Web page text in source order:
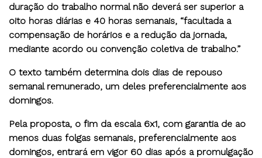
duração do trabalho normal não deverá ser superior a
oito horas diárias e 40 horas semanais, “facultada a
compensação de horários e a redução da jornada,
mediante acordo ou convenção coletiva de trabalho.”
O texto também determina dois dias de repouso
semanal remunerado, um deles preferencialmente aos
domingos.
Pela proposta, o fim da escala 6x1, com garantia de ao
menos duas folgas semanais, preferencialmente aos
domingos, entrará em vigor 60 dias após a promulgação